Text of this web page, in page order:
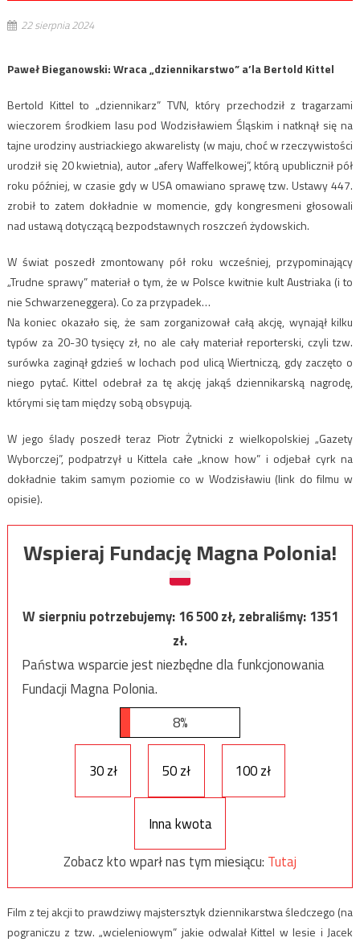
22 sierpnia 2024
Paweł Bieganowski: Wraca „dziennikarstwo” a’la Bertold Kittel
Bertold Kittel to „dziennikarz” TVN, który przechodził z tragarzami
wieczorem środkiem lasu pod Wodzisławiem Śląskim i natknął się na
tajne urodziny austriackiego akwarelisty (w maju, choć w rzeczywistości
urodził się 20 kwietnia), autor „afery Waffelkowej”, którą upublicznił pół
roku później, w czasie gdy w USA omawiano sprawę tzw. Ustawy 447.
zrobił to zatem dokładnie w momencie, gdy kongresmeni głosowali
nad ustawą dotyczącą bezpodstawnych roszczeń żydowskich.
W świat poszedł zmontowany pół roku wcześniej, przypominający
„Trudne sprawy” materiał o tym, że w Polsce kwitnie kult Austriaka (i to
nie Schwarzeneggera). Co za przypadek…
Na koniec okazało się, że sam zorganizował całą akcję, wynajął kilku
typów za 20-30 tysięcy zł, no ale cały materiał reporterski, czyli tzw.
surówka zaginął gdzieś w lochach pod ulicą Wiertniczą, gdy zaczęto o
niego pytać. Kittel odebrał za tę akcję jakąś dziennikarską nagrodę,
którymi się tam między sobą obsypują.
W jego ślady poszedł teraz Piotr Żytnicki z wielkopolskiej „Gazety
Wyborczej”, podpatrzył u Kittela całe „know how” i odjebał cyrk na
dokładnie takim samym poziomie co w Wodzisławiu (link do filmu w
opisie).
Wspieraj Fundację Magna Polonia!
W sierpniu potrzebujemy:16 500zł, zebraliśmy:1351
zł.
Państwa wsparcie jest niezbędne dla funkcjonowania
Fundacji Magna Polonia.
8%
30 zł 50 zł 100 zł
Inna kwota
Zobacz kto wparł nas tym miesiącu: Tutaj
Film z tej akcji to prawdziwy majstersztyk dziennikarstwa śledczego (na
pograniczu z tzw. „wcieleniowym” jakie odwalał Kittel w lesie i Jacek